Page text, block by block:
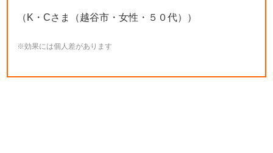
（K・Cさま（越谷市・女性・５０代））
※効果には個人差があります